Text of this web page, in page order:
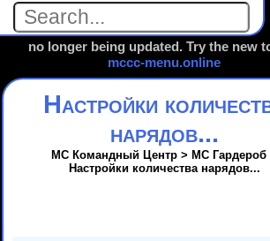
no longer being updated. Try the new
mccc-menu.online
Настройки
нарядов...
МС Командный Центр > MC Гардероб
Настройки количества нарядов...